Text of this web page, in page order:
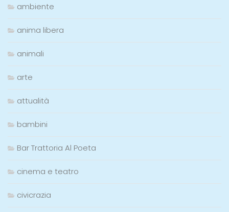
ambiente
anima libera
animali
arte
attualità
bambini
Bar Trattoria Al Poeta
cinema e teatro
civicrazia